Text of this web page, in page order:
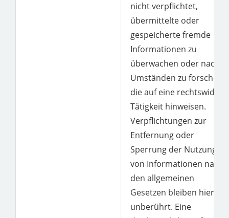
nicht verpflichtet,
übermittelte oder
gespeicherte fremde
Informationen zu
überwachen oder nach
Umständen zu forschen,
die auf eine rechtswidrige
Tätigkeit hinweisen.
Verpflichtungen zur
Entfernung oder
Sperrung der Nutzung
von Informationen nach
den allgemeinen
Gesetzen bleiben hiervon
unberührt. Eine